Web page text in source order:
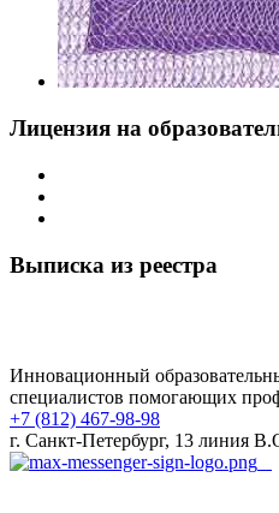
Лицензия на
Выписка из реестра
Инновационный
специалистов помогающих
+7 (812) 467-98-98
г. Санкт-Петербург, 13 линия